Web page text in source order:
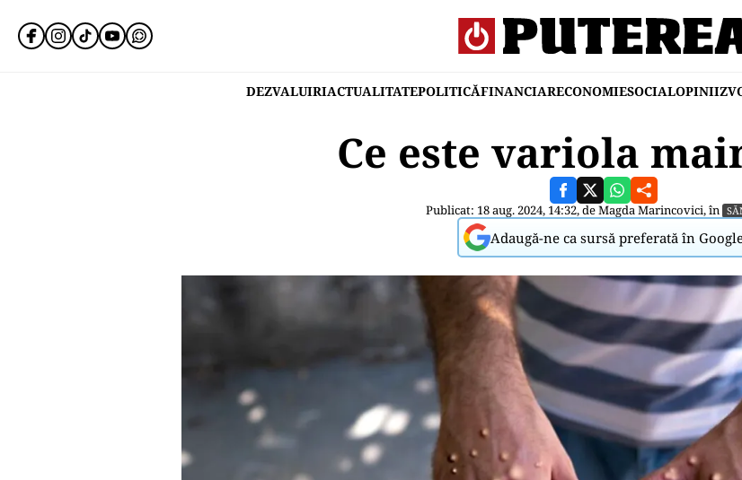
DEZVALUIRIACTUALITATEPOLITICĂFINANCIARECONOMIESOCIALOPINII
Ce este variola
Publicat: 18 aug. 2024, 14:32, deMagda Marincovici, în
Adaugă-ne ca sursă preferată în